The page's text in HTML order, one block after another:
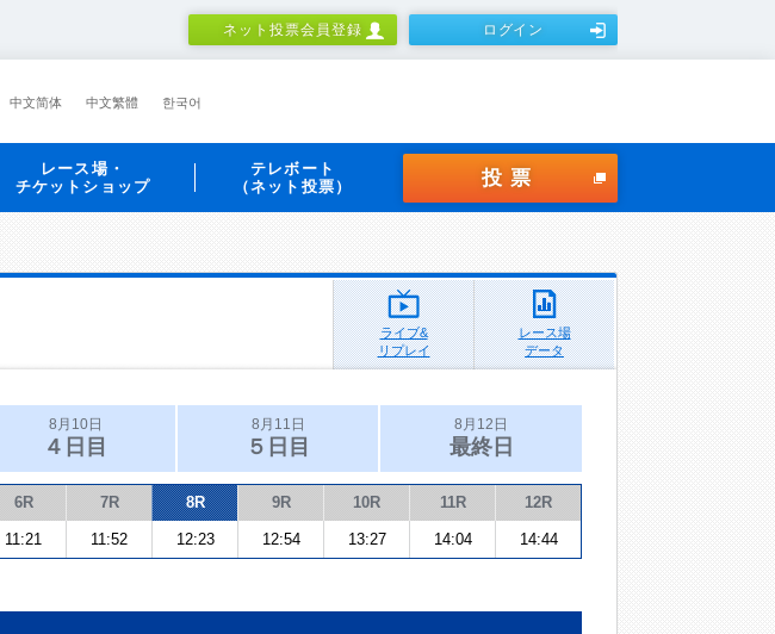
ネット投票会員登録 ログイン
中文简体 中文繁體 한국어
レース場・
チケットショップ
テレボート
（ネット投票）
投票
ライブ&
リプレイ
レース場
データ
8月10日
４日目
8月11日
５日目
8月12日
最終日
6R 7R 8R 9R 10R 11R 12R
11:21 11:52 12:23 12:54 13:27 14:04 14:44